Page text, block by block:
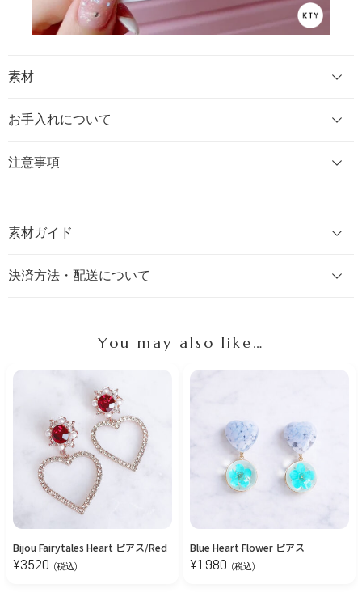
素材
お手入れについて
注意事項
素材ガイド
決済方法・配送について
You may also like…
Bijou Fairytales Heart ピアス/Red
¥3520 (税込)
Blue Heart Flower ピアス
¥1980 (税込)